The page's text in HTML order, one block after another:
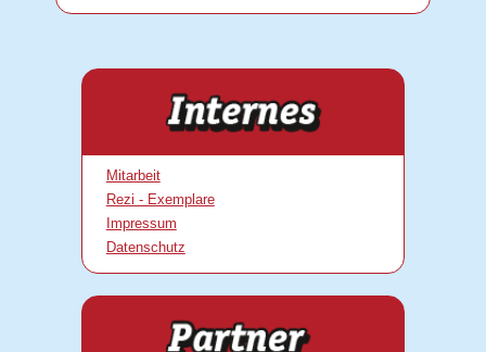
Mitarbeit
Rezi - Exemplare
Impressum
Datenschutz